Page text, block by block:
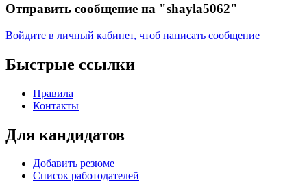
Отправить сообщение на "shayla5062"
Войдите в личный кабинет, чтоб написать сообщение
Быстрые ссылки
Правила
Контакты
Для кандидатов
Добавить резюме
Список работодателей